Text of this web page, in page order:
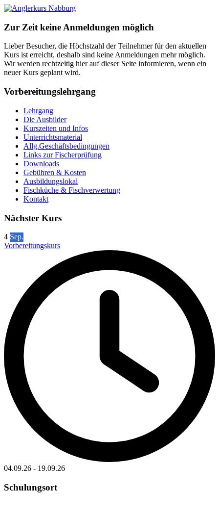
Zur Zeit keine Anmeldungen möglich
Lieber Besucher, die Höchstzahl der Teilnehmer für den aktuellen
Kurs ist erreicht, deshalb sind keine Anmeldungen mehr möglich.
Wir werden rechtzeitig hier auf dieser Seite informieren, wenn ein
neuer Kurs geplant wird.
Vorbereitungslehrgang
Lehrgang
Die Ausbilder
Kurszeiten und Infos
Unterrichtsmaterial
Allg.Geschäftsbedingungen
Links zur Fischerprüfung
Downloads
Gebühren & Kosten
Ausbildungslokal
Fischküche & Fischverwertung
Kontakt
Nächster Kurs
4 Sep.
Vorbereitungskurs
04.09.26 - 19.09.26
Schulungsort